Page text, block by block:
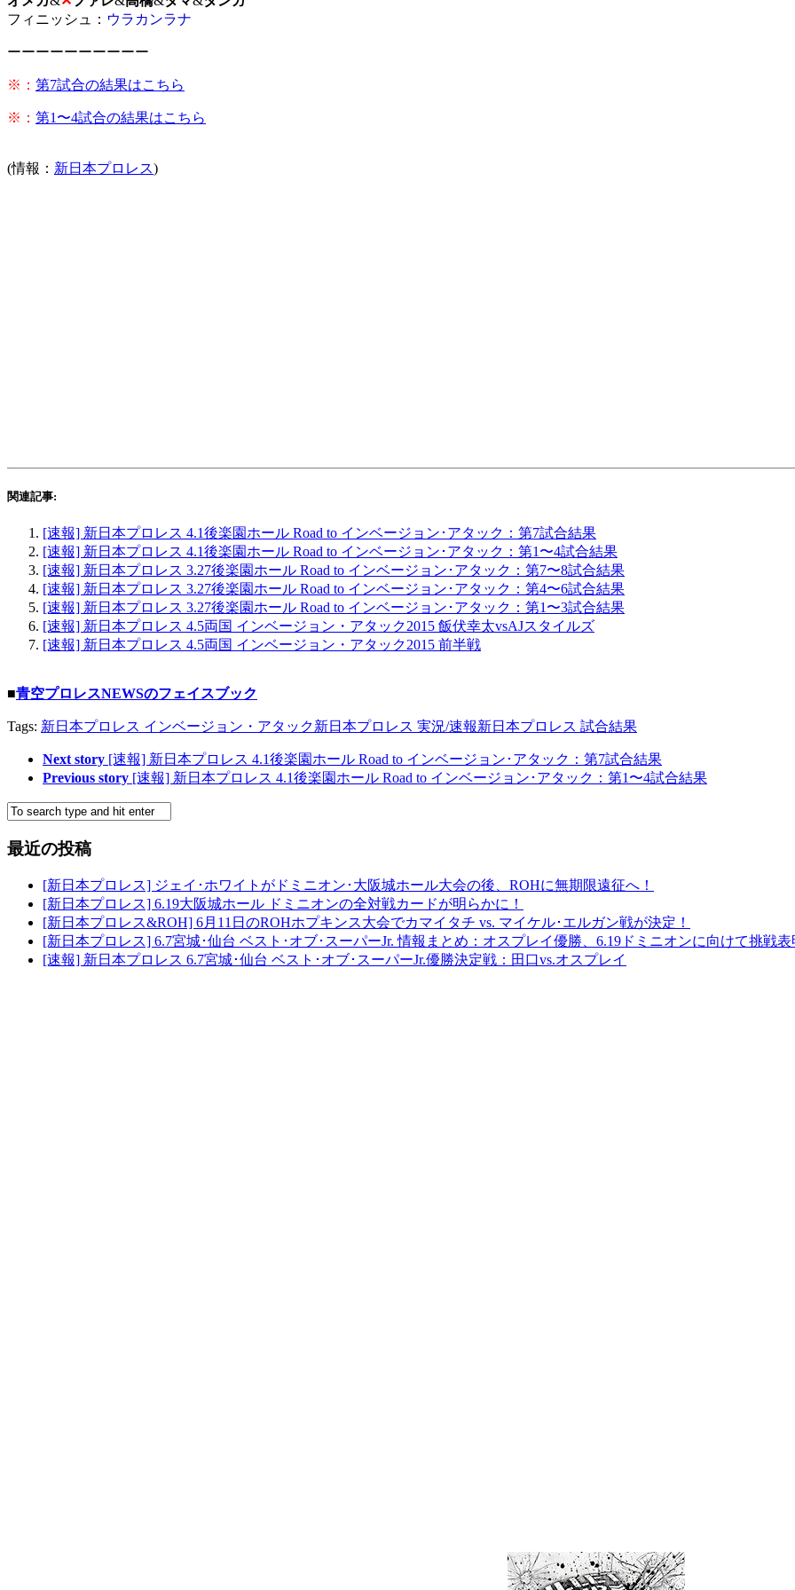
フィニッシュ： ウラカンラナ
ーーーーーーーーーー
※： 第7試合の結果はこちら
※： 第1〜4試合の結果はこちら
(情報： 新日本プロレス)
関連記事:
[速報] 新日本プロレス 4.1後楽園ホール Road to インベージョン･アタック：第7試合結果
[速報] 新日本プロレス 4.1後楽園ホール Road to インベージョン･アタック：第1〜4試合結果
[速報] 新日本プロレス 3.27後楽園ホール Road to インベージョン･アタック：第7〜8試合結果
[速報] 新日本プロレス 3.27後楽園ホール Road to インベージョン･アタック：第4〜6試合結果
[速報] 新日本プロレス 3.27後楽園ホール Road to インベージョン･アタック：第1〜3試合結果
[速報] 新日本プロレス 4.5両国 インベージョン・アタック2015 飯伏幸太vsAJスタイルズ
[速報] 新日本プロレス 4.5両国 インベージョン・アタック2015 前半戦
■青空プロレスNEWSのフェイスブック
Tags: 新日本プロレス インベージョン・アタック新日本プロレス 実況/速報新日本プロレス 試合結果
Next story [速報] 新日本プロレス 4.1後楽園ホール Road to インベージョン･アタック：第7試合結果
Previous story [速報] 新日本プロレス 4.1後楽園ホール Road to インベージョン･アタック：第1〜4試合結果
最近の投稿
[新日本プロレス] ジェイ･ホワイトがドミニオン･大阪城ホール大会の後、ROHに無期限遠征へ！
[新日本プロレス] 6.19大阪城ホール ドミニオンの全対戦カードが明らかに！
[新日本プロレス&ROH] 6月11日のROHホプキンス大会でカマイタチ vs. マイケル･エルガン戦が決定！
[新日本プロレス] 6.7宮城･仙台 ベスト･オブ･スーパーJr. 情報まとめ：オスプレイ優勝、6.19ドミニオンに向けて挑戦表
[速報] 新日本プロレス 6.7宮城･仙台 ベスト･オブ･スーパーJr.優勝決定戦：田口vs.オスプレイ